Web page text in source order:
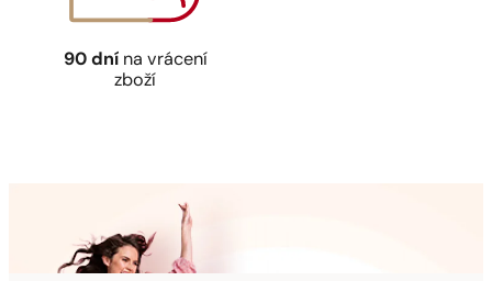
90 dnína vrácení
zboží